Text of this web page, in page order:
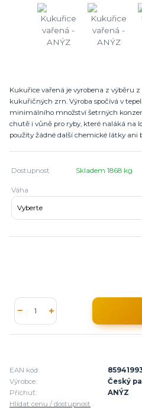
Kukuřice vařená je vyrobena z výběru
kukuřičných zrn. Výroba spočívá v
minimálního množství šetrných
chutě i vůně pro ryby, které naláká na
použity žádné další chemické látky ani
Dostupnost Skladem 1868 kg
Váha
EAN kód:
Výrobce:
Český
Příchuť:
ANÝZ
Hlídat cenu / dostupnost